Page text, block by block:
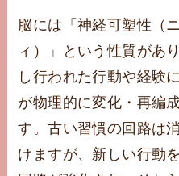
脳には「神経可塑性（
ィ）」という性質があ
し行われた行動や経験
が物理的に変化・再編
す。古い習慣の回路は
けますが、新しい行動